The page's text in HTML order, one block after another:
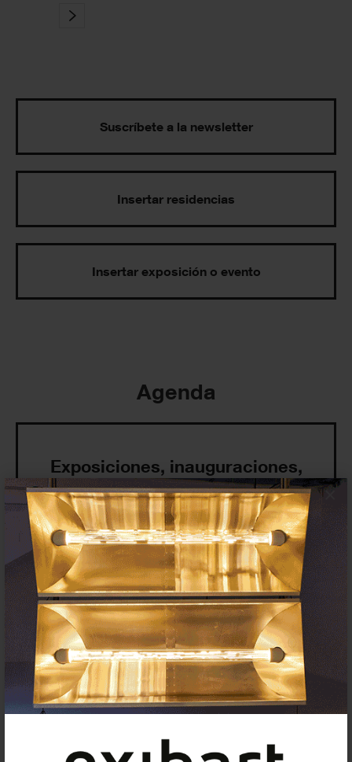
×
Suscríbete a la newsletter
Insertar residencias
Insertar exposición o evento
Agenda
Exposiciones, inauguraciones,
actividades.
¡Te ayudamos a encontrar el
evento que buscas !
Exposiciones y eventos
Eventos de hoy
En curso y futuros
Pasados, en curso y futuros
Incluir eventos web